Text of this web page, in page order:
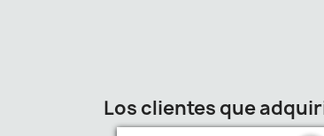
Los clientes que